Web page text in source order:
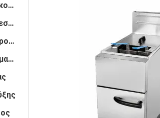
Μαγειρεύοντας εξοπλισμός κουζινών
Μαγειρεύοντας εξοπλισμός εστιατορίων
Μηχανήματα επεξεργασίας τροφίμων
Εμπορικός εξοπλισμός ψησίματος